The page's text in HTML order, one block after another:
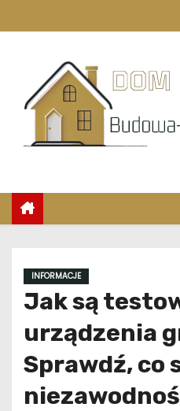
k
e
INFORMACJE
Jak są
urządzenia
Sprawdź, co